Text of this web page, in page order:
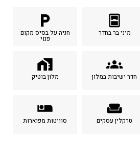
sensor_window
מיני בר בחדר
local_parking
חניה על בסיס מקום
פנוי
groups
חדר ישיבות במלון
home_work
מלון בוטיק
weekend
טרקלין עסקים
airline_seat_individual_suite
סוויטות מפוארות